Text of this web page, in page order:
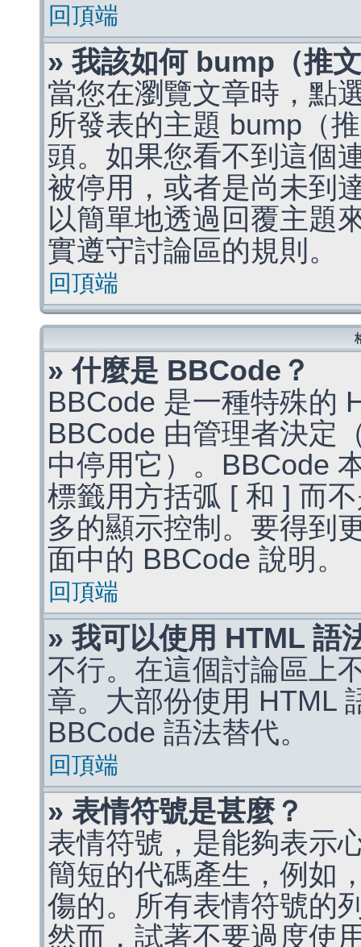
回頂端
» 我該如何 bump（推
當您在瀏覽文章時，點
所發表的主題 bump（
頭。如果您看不到這個
被停用，或者是尚未到
以簡單地透過回覆主題
實遵守討論區的規則。
回頂端
» 什麼是 BBCode？
BBCode 是一種特殊的
BBCode 由管理者決定
中停用它）。BBCode
標籤用方括弧 [ 和 ] 而
多的顯示控制。要得到
面中的 BBCode 說明。
回頂端
» 我可以使用 HTML 語
不行。在這個討論區上
章。大部份使用 HTML
BBCode 語法替代。
回頂端
» 表情符號是甚麼？
表情符號，是能夠表示
簡短的代碼產生，例如
傷的。所有表情符號的
然而，試著不要過度使